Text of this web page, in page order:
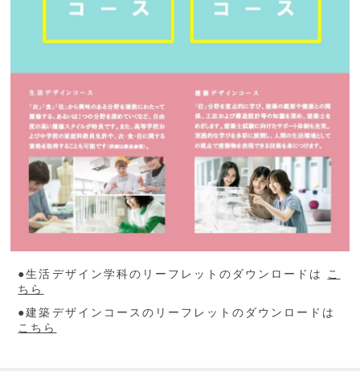
●生活デザイン学科のリーフレットのダウンロードは
こ
ちら
●建築デザインコースのリーフレットのダウンロードは
こちら